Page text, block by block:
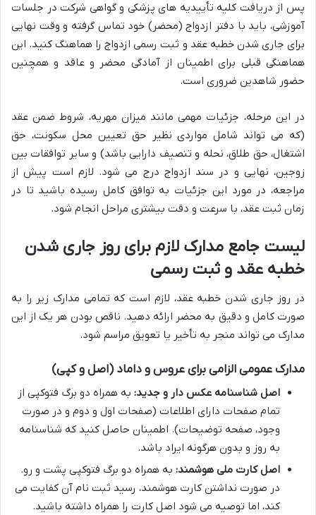
پس از دریافت کلیه تأییدیه های پزشکی و گواهی شرکت در جلسات
آموزشی، باید با دفتر ازدواج (محضر) خود تماس گرفته و وقت نهایی
برای جاری شدن خطبه عقد و ثبت رسمی ازدواج را هماهنگ کنید. این
هماهنگی قبلی برای اطمینان از آمادگی محضر و عاقد و همچنین
حضور شاهدین ضروری است.
در این مرحله، جزئیات مهمی مانند میزان مهریه، شروط ضمن عقد
(که می تواند شامل مواردی نظیر حق تعیین محل سکونت، حق
اشتغال، حق طلاق، نحله و تنصیف دارایی باشد) و سایر توافقات بین
زوجین، نهایی و در سند ازدواج درج می شود. لازم است پیش از
مراجعه، در مورد این جزئیات به توافق کامل رسیده باشید تا در
زمان ثبت عقد، با سرعت و دقت بیشتری مراحل انجام شود.
لیست جامع مدارک لازم برای روز جاری شدن
خطبه عقد و ثبت رسمی
در روز جاری شدن خطبه عقد، لازم است که تمامی مدارک زیر را به
صورت کامل و دقیق به محضر ارائه دهید. ناقص بودن هر یک از این
مدارک می تواند منجر به تأخیر یا تعویق مراسم شود.
مدارک عمومی الزامی برای عروس و داماد (اصل و کپی)
اصل شناسنامه عکس دار و جدید: به همراه دو برگ فتوکپی از
تمام صفحات دارای اطلاعات (صفحات اول و دوم و در صورت
وجود، صفحه توضیحات). اطمینان حاصل کنید که شناسنامه
به روز و بدون هرگونه ایراد باشد.
اصل کارت ملی هوشمند: به همراه دو برگ فتوکپی پشت و رو.
در صورت نداشتن کارت هوشمند، رسید ثبت نام آن کفایت می
کند، اما توصیه می شود اصل کارت را همراه داشته باشید.